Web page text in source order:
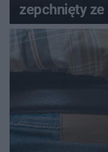
zepchnięty
nagranie